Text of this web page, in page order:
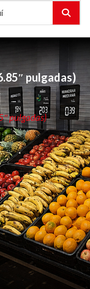
pulgadas)
pulgadas)